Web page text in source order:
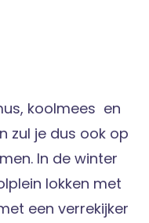
koolmees en
zul je dus ook op
In de winter
lokken met
een verrekijker